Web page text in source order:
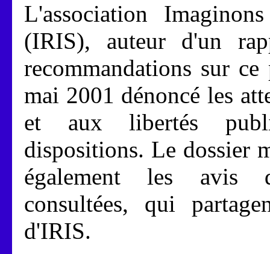
L'association
(IRIS), auteur d'un
recommandations sur
mai 2001 dénoncé les
et aux libertés
dispositions. Le dossier
également les avis
consultées, qui
d'IRIS.